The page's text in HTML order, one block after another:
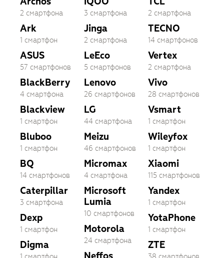
2 смартфона
Ark
1 смартфон
ASUS
57 смартфонов
BlackBerry
4 смартфона
Blackview
1 смартфон
Bluboo
1 смартфон
BQ
14 смартфонов
Caterpillar
3 смартфона
Dexp
1 смартфон
Digma
3 смартфона
Jinga
2 смартфона
LeEco
5 смартфонов
Lenovo
26 смартфонов
LG
44 смартфона
Meizu
46 смартфонов
Micromax
4 смартфона
Microsoft
Lumia
10 смартфонов
Motorola
24 смартфона
2 смартфона
TECNO
14 смартфонов
Vertex
2 смартфона
Vivo
28 смартфонов
Vsmart
1 смартфон
Wileyfox
1 смартфон
Xiaomi
115 смартфонов
Yandex
1 смартфон
YotaPhone
1 смартфон
ZTE